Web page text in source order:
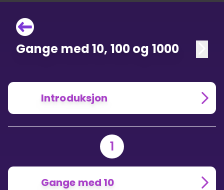
Gange med 10, 100 og 1000
Introduksjon
1
Gange med 10